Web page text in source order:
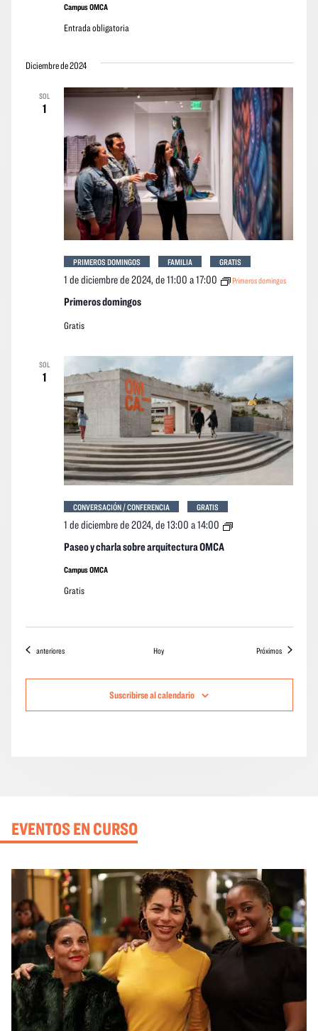
Campus OMCA
Entrada obligatoria
Diciembre de 2024
SOL
1
Primeros domingos
1 de diciembre de 2024, de 11:00 a17:00 Primeros domingos
PRIMEROS DOMINGOS FAMILIA GRATIS
Gratis
SOL
1
Paseo y charla sobre arquitectura OMCA
1 de diciembre de 2024, de 13:00 a14:00
Paseo
CONVERSACIÓN / CONFERENCIA GRATIS
Campus OMCA
Gratis
Eventos
anteriores Hoy Próximoseventos
Suscribirse al calendario
EVENTOS EN CURSO